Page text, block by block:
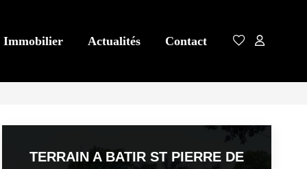
Immobilier Actualités Contact
TERRAIN A BATIR ST PIERRE DE